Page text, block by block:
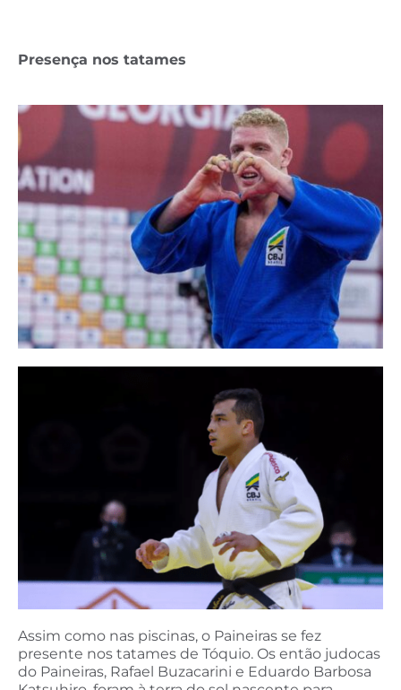
Presença nos tatames
Assim como nas piscinas, o Paineiras se fez
presente nos tatames de Tóquio. Os então judocas
do Paineiras, Rafael Buzacarini e Eduardo Barbosa